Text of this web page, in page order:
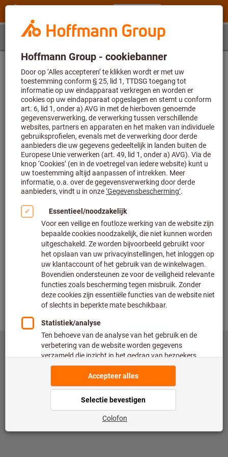
Stap 1 Artikel
Artikelbepaling
Voer eerst het artikelnummer in en kies daarna een grootte
Artikelnummer (6-cijferig)
Artikelnummer N00 52010 kon niet worden gevonden resp. berekening van
toepassingsgegevens niet mogelijk. De waarde voor de parameter
overschrijdt de toegestane maximale lengte van 6.
Grootte
De waarde voor de parameter ontbreekt of is leeg.
Controleren
Terug
copyright by Hoffmann SE
toolscout@hoffmann-group.com
Gegevensbescherming
Gebruiksvoorwaarden